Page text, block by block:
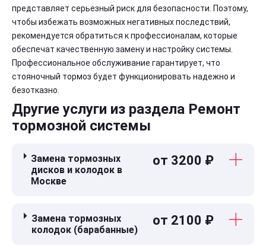
представляет серьезный риск для безопасности. Поэтому,
чтобы избежать возможных негативных последствий,
рекомендуется обратиться к профессионалам, которые
обеспечат качественную замену и настройку системы.
Профессиональное обслуживание гарантирует, что
стояночный тормоз будет функционировать надежно и
безотказно.
Другие услуги из раздела Ремонт
тормозной системы
Замена тормозных
дисков и колодок в
Москве
от 3200 ₽
Замена тормозных
колодок (барабанные)
от 2100 ₽